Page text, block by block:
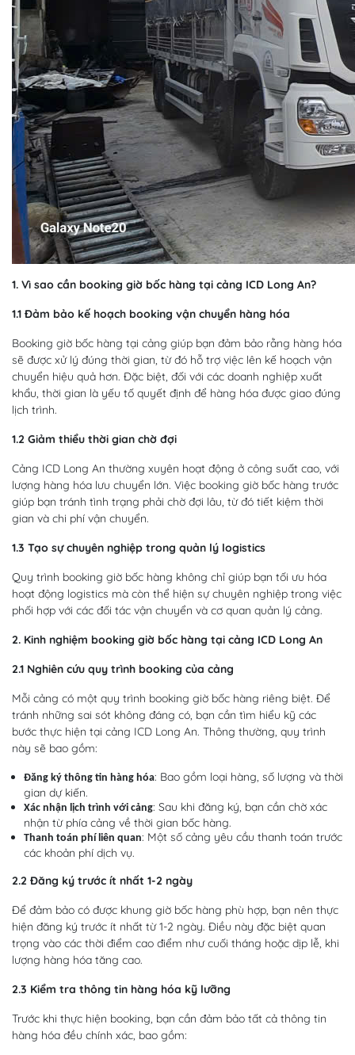
1. Vì sao cần booking giờ bốc hàng tại cảng ICD Long An?
1.1 Đảm bảo kế hoạch booking vận chuyển hàng hóa
Booking giờ bốc hàng tại cảng giúp bạn đảm bảo rằng hàng hóa
sẽ được xử lý đúng thời gian, từ đó hỗ trợ việc lên kế hoạch vận
chuyển hiệu quả hơn. Đặc biệt, đối với các doanh nghiệp xuất
khẩu, thời gian là yếu tố quyết định để hàng hóa được giao đúng
lịch trình.
1.2 Giảm thiểu thời gian chờ đợi
Cảng ICD Long An thường xuyên hoạt động ở công suất cao, với
lượng hàng hóa lưu chuyển lớn. Việc booking giờ bốc hàng trước
giúp bạn tránh tình trạng phải chờ đợi lâu, từ đó tiết kiệm thời
gian và chi phí vận chuyển.
1.3 Tạo sự chuyên nghiệp trong quản lý logistics
Quy trình booking giờ bốc hàng không chỉ giúp bạn tối ưu hóa
hoạt động logistics mà còn thể hiện sự chuyên nghiệp trong việc
phối hợp với các đối tác vận chuyển và cơ quan quản lý cảng.
2. Kinh nghiệm booking giờ bốc hàng tại cảng ICD Long An
2.1 Nghiên cứu quy trình booking của cảng
Mỗi cảng có một quy trình booking giờ bốc hàng riêng biệt. Để
tránh những sai sót không đáng có, bạn cần tìm hiểu kỹ các
bước thực hiện tại cảng ICD Long An. Thông thường, quy trình
này sẽ bao gồm:
Đăng ký thông tin hàng hóa: Bao gồm loại hàng, số lượng và thời
gian dự kiến.
Xác nhận lịch trình với cảng: Sau khi đăng ký, bạn cần chờ xác
nhận từ phía cảng về thời gian bốc hàng.
Thanh toán phí liên quan: Một số cảng yêu cầu thanh toán trước
các khoản phí dịch vụ.
2.2 Đăng ký trước ít nhất 1-2 ngày
Để đảm bảo có được khung giờ bốc hàng phù hợp, bạn nên thực
hiện đăng ký trước ít nhất từ 1-2 ngày. Điều này đặc biệt quan
trọng vào các thời điểm cao điểm như cuối tháng hoặc dịp lễ, khi
lượng hàng hóa tăng cao.
2.3 Kiểm tra thông tin hàng hóa kỹ lưỡng
Trước khi thực hiện booking, bạn cần đảm bảo tất cả thông tin
hàng hóa đều chính xác, bao gồm: